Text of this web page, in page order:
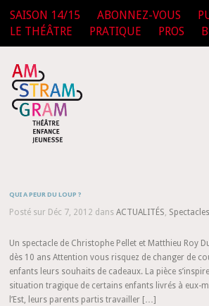
SAISON 14/15 ABONNEZ-VOUS
LE THÉÂTRE
PRATIQUE PROS
QUI A PEUR DU LOUP ?
Posté sur Déc 7, 2012 dansACTUALITÉS, Spectacles
Un spectacle de Christophe Pellet et Matthieu Roy
dès 10 ans Attention vous risquez de changer de
enfants leurs souhaits de cadeaux. La pièce
situation tragique de certains enfants livrés à eux-
l’Est, leurs parents partis travailler […]